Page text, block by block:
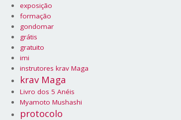
exposição
formação
gondomar
grátis
gratuito
imi
instrutores krav Maga
krav Maga
Livro dos 5 Anéis
Myamoto Mushashi
protocolo